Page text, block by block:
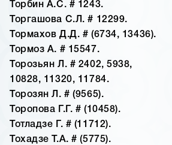
Торбин А.С. # 1243.
Торгашова С.Л. # 12299.
Тормахов Д.Д. # (6734, 13436).
Тормоз А. # 15547.
Торозьян Л. # 2402, 5938,
10828, 11320, 11784.
Торозян Л. # (9565).
Торопова Г.Г. # (10458).
Тотладзе Г. # (11712).
Тохадзе Т.А. # (5775).